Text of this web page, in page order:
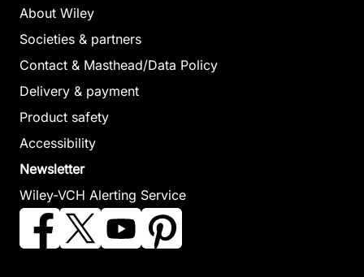
About Wiley
Societies & partners
Contact & Masthead/Data Policy
Delivery & payment
Product safety
Accessibility
Newsletter
Wiley-VCH Alerting Service